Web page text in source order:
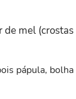
mel
pápula,